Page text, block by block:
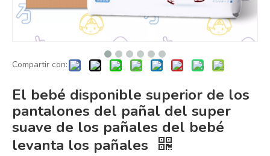
Compartir con:
El bebé disponible superior de los
pantalones del pañal del super
suave de los pañales del bebé
levanta los pañales